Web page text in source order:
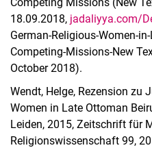
18.09.2018, jadaliyya.com/
German-Religious-Women-
Competing-Missions-New
October 2018).
Wendt, Helge, Rezension zu
Women in Late Ottoman
Leiden, 2015, Zeitschrift für
Religionswissenschaft 99,